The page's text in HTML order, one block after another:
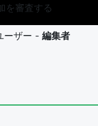
を審査する
ーザー - 編集者
-